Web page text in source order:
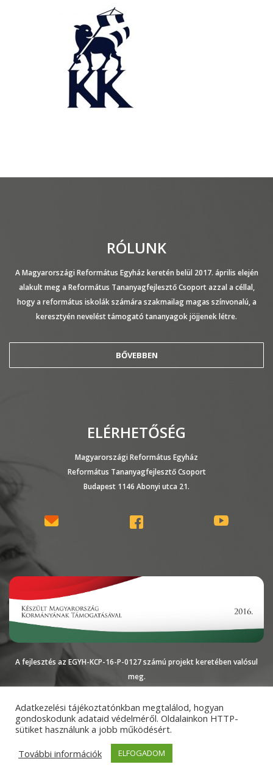
RÓLUNK
A Magyarországi Református Egyház keretén belül 2017. április elején
alakult meg a Református Tananyagfejlesztő Csoport azzal a céllal,
hogy a református iskolák számára szakmailag magas színvonalú, a
keresztyén nevelést támogató tananyagok jöjjenek létre.
BŐVEBBEN
ELÉRHETŐSÉG
Magyarországi Református Egyház
Református Tananyagfejlesztő Csoport
Budapest 1146 Abonyi utca 21.
A fejlesztés az EGYH-KCP-16-P-0127 számú projekt keretében valósul
meg.
Magyarországi
Református Egyház
Impresszum
Adatkezelési
tájékoztató
Adatkezelési tájékoztatónkban megtalálod, hogyan
gondoskodunk adataid védelméről. Oldalainkon HTTP-
sütiket használunk a jobb működésért.
További információk
ELFOGADOM